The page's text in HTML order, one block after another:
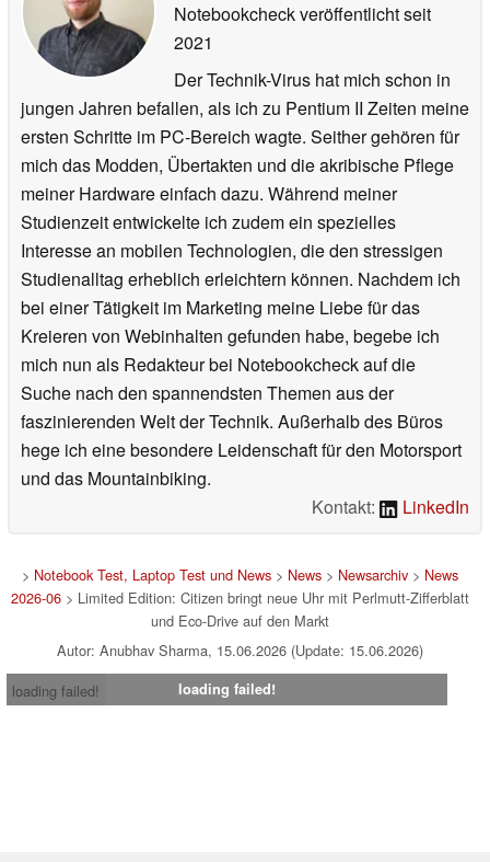
Notebookcheck veröffentlichtseit
2021
Der Technik-Virus hat mich schon in
jungen Jahren befallen, als ich zu Pentium II Zeiten meine
ersten Schritte im PC-Bereich wagte. Seither gehören für
mich das Modden, Übertakten und die akribische Pflege
meiner Hardware einfach dazu. Während meiner
Studienzeit entwickelte ich zudem ein spezielles
Interesse an mobilen Technologien, die den stressigen
Studienalltag erheblich erleichtern können. Nachdem ich
bei einer Tätigkeit im Marketing meine Liebe für das
Kreieren von Webinhalten gefunden habe, begebe ich
mich nun als Redakteur bei Notebookcheck auf die
Suche nach den spannendsten Themen aus der
faszinierenden Welt der Technik. Außerhalb des Büros
hege ich eine besondere Leidenschaft für den Motorsport
und das Mountainbiking.
Kontakt:
LinkedIn
> Notebook Test, Laptop Test und News> News> Newsarchiv> News
2026-06> Limited Edition: Citizen bringt neue Uhr mit Perlmutt-Zifferblatt
und Eco-Drive auf den Markt
Autor: Anubhav Sharma, 15.06.2026 (Update: 15.06.2026)
loading failed!
loading failed!